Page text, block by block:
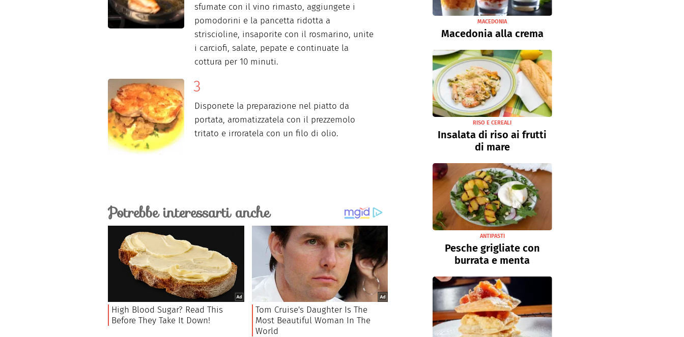
sfumate con il vino rimasto, aggiungete i
pomodorini e la pancetta ridotta a
striscioline, insaporite con il rosmarino, unite
i carciofi, salate, pepate e continuate la
cottura per 10 minuti.
Disponete la preparazione nel piatto da
portata, aromatizzatela con il prezzemolo
tritato e irroratela con un filo di olio.
MACEDONIA
Macedonia alla crema
RISO E CEREALI
Insalata di riso ai frutti
di mare
ANTIPASTI
Pesche grigliate con
burrata e menta